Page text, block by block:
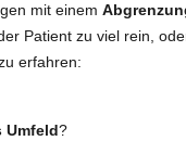
mit einem
Patient zu viel rein,
erfahren:
Umfeld?